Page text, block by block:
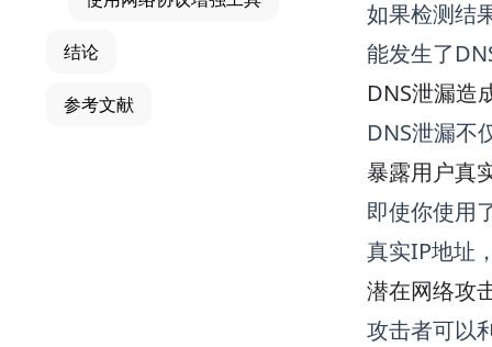
结论
参考文献
如果检测结
能发生了
DNS泄漏造
DNS泄漏不
暴露用户真
即使你使用
真实IP地址
潜在网络攻
攻击者可以